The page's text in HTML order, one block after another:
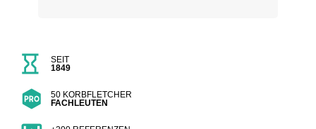
SEIT
1849
50 KORBFLETCHER
FACHLEUTEN